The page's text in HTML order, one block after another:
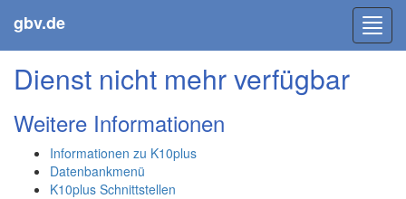
gbv.de
Dienst nicht mehr verfügbar
Weitere Informationen
Informationen zu K10plus
Datenbankmenü
K10plus Schnittstellen